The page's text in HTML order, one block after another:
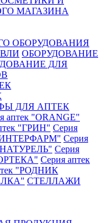
МАГАЗИНА
ОБОРУДОВАНИЯ
ОБОРУДОВАНИЕ
ДЛЯ
ДЛЯ АПТЕК
аптек "ORANGE"
"ГРИН" Серия
"ИНТЕРФАРМ" Серия
Серия
Серия аптек
"РОДНИК
СТЕЛЛАЖИ